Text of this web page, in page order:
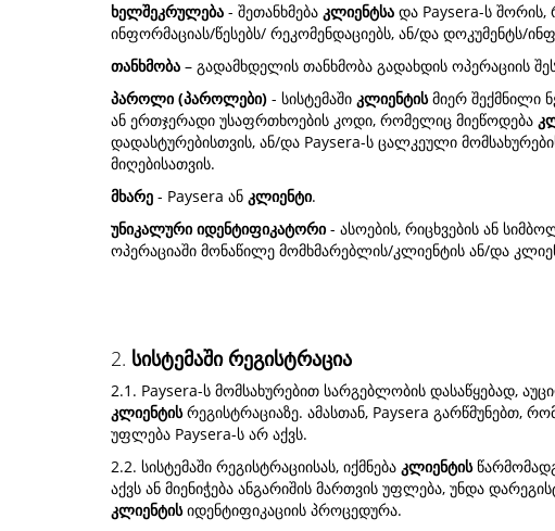
ხელშეკრულება - შეთანხმება კლიენტსა და Paysera-ს შორის,
ინფორმაციას/წესებს/ რეკომენდაციებს, ან/და დოკუმენტს/
თანხმობა – გადამხდელის თანხმობა გადახდის ოპერაციის
პაროლი (პაროლები) - სისტემაში კლიენტისმიერ შექმნილი
ან ერთჯერადი უსაფრთხოების კოდი, რომელიც მიეწოდება
დადასტურებისთვის, ან/და Paysera-ს ცალკეული
მიღებისათვის.
მხარე - Paysera ან კლიენტი.
უნიკალური იდენტიფიკატორი - ასოების, რიცხვების ან
ოპერაციაში მონაწილე მომხმარებლის/კლიენტის ან/და
2. სისტემაში რეგისტრაცია
2.1. Paysera-ს მომსახურებით სარგებლობის დასაწყებად,
კლიენტისრეგისტრაციაზე. ამასთან, Paysera გარწმუნებთ,
უფლება Paysera-ს არ აქვს.
2.2. სისტემაში რეგისტრაციისას, იქმნება კლიენტის
აქვს ან მიენიჭება ანგარიშის მართვის უფლება, უნდა
კლიენტისიდენტიფიკაციის პროცედურა.